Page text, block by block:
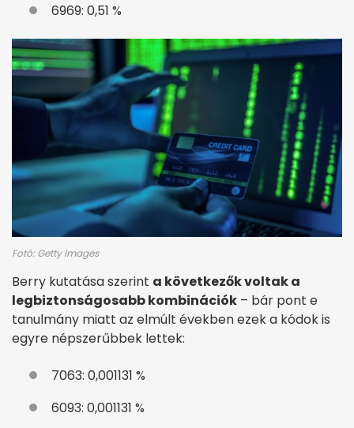
6969: 0,51 %
Fotó: Getty Images
Berry kutatása szerint a következők voltak a
legbiztonságosabb kombinációk – bár pont e
tanulmány miatt az elmúlt években ezek a kódok is
egyre népszerűbbek lettek:
7063: 0,001131 %
6093: 0,001131 %